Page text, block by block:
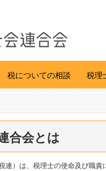
税についての相談 税理
合会とは
連）は、税理士の使命及び職